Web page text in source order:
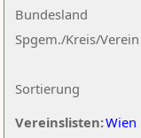
Sortierung
Bundesland
Spgem./Kreis/Verein
Vereinslisten:Wien